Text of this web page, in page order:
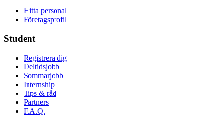
Hitta personal
Företagsprofil
Student
Registrera dig
Deltidsjobb
Sommarjobb
Internship
Tips & råd
Partners
F.A.Q.